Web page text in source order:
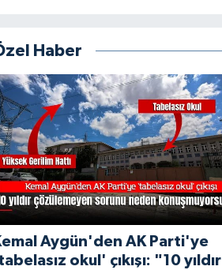
Haber
Aygün'den AK Parti'ye
okul' çıkışı: "10 yıldır